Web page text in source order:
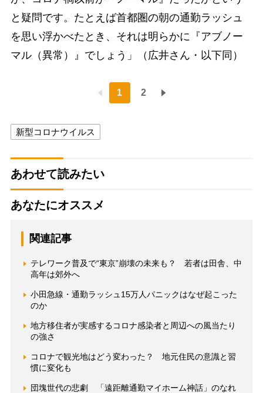
と疑問です。たとえば首都圏の朝の通勤ラッシュ
を思い浮かべたとき、それは明らかに『アブノー
マル（異常）』でしょう」（広井さん・以下同）
1 2
新型コロナウイルス
あわせて読みたい
あなたにオススメ
関連記事
テレワーク普及で“東京”崩壊の未来も？ 若者は田舎、中
高年は郊外へ
小田急線・通勤ラッシュ15万人パニックはなぜ起こった
のか
地方移住者が実感するコロナ感染者と周辺への風当たり
の強さ
コロナで観光地はどう変わった？ 地元住民の意識と習
慣に変化も
団塊世代の悲劇 「遠距離通勤マイホーム神話」のなれ